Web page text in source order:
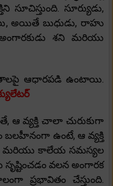
సూచిస్తుంది. సూర్యుడు,
అయితే బుధుడు, రాహు
శని మరియు
ఆధారపడి ఉంటాయి.
ఆ వ్యక్తి చాలా చురుకుగా
ఉంటే, ఆ వ్యక్తి
మరియు కాలేయ సమస్యల
సృష్టించడం వలన అంగారక
ప్రభావితం చేస్తుంది.